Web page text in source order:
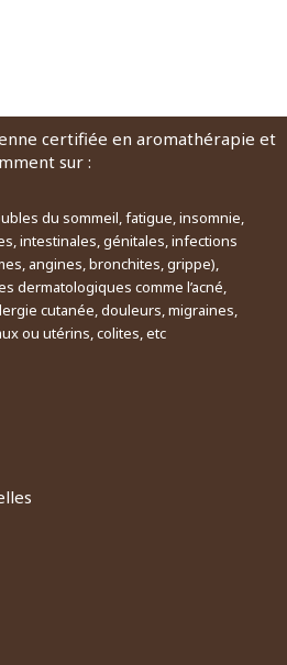
certifiée en aromathérapie et
sur :
du sommeil, fatigue, insomnie,
intestinales, génitales, infections
angines, bronchites, grippe),
dermatologiques comme l’acné,
cutanée, douleurs, migraines,
ou utérins, colites, etc